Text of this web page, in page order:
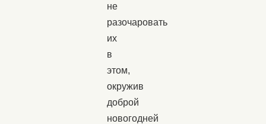
не
разочаровать
их
в
этом,
окружив
доброй
новогодней